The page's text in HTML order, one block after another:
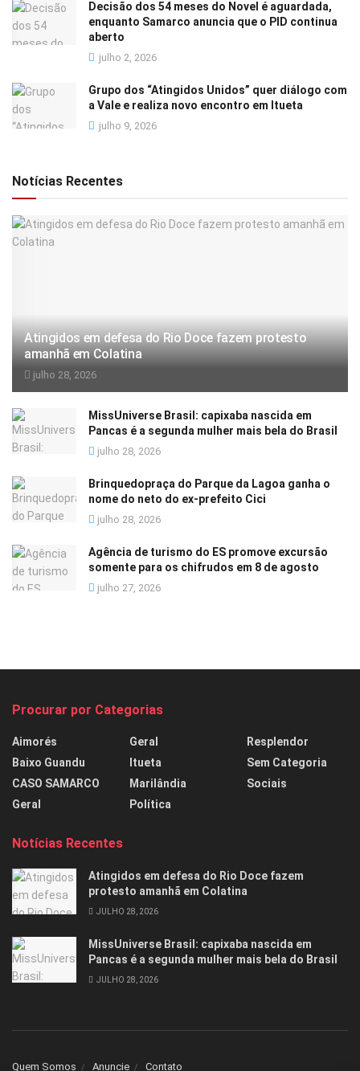
Decisão dos 54 meses do Novel é aguardada,
enquanto Samarco anuncia que o PID continua
aberto
julho 2, 2026
Grupo dos “Atingidos Unidos” quer diálogo com
a Vale e realiza novo encontro em Itueta
julho 9, 2026
Notícias Recentes
Atingidos em defesa do Rio Doce fazem protesto
amanhã em Colatina
julho 28, 2026
MissUniverse Brasil: capixaba nascida em
Pancas é a segunda mulher mais bela do Brasil
julho 28, 2026
Brinquedopraça do Parque da Lagoa ganha o
nome do neto do ex-prefeito Cici
julho 28, 2026
Agência de turismo do ES promove excursão
somente para os chifrudos em 8 de agosto
julho 27, 2026
Procurar por Categorias
Aimorés
Baixo Guandu
CASO SAMARCO
Geral
Geral
Itueta
Marilândia
Política
Resplendor
Sem Categoria
Sociais
Notícias Recentes
Atingidos em defesa do Rio Doce fazem
protesto amanhã em Colatina
JULHO 28, 2026
MissUniverse Brasil: capixaba nascida em
Pancas é a segunda mulher mais bela do Brasil
JULHO 28, 2026
Quem Somos Anuncie Contato